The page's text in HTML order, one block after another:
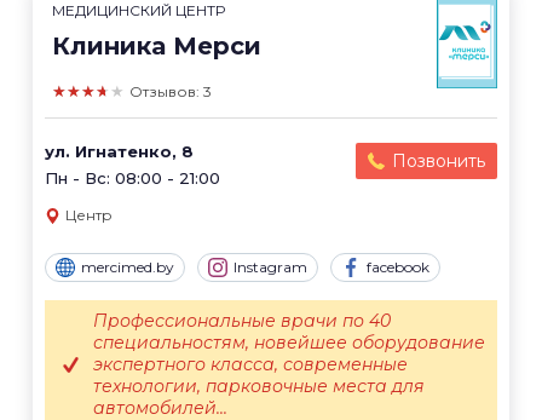
МЕДИЦИНСКИЙ ЦЕНТР
Клиника Мерси
★★★★★ Отзывов: 3
ул. Игнатенко, 8
Пн - Вс: 08:00 - 21:00
Позвонить
Центр
mercimed.by Instagram facebook
Профессиональные врачи по 40
специальностям, новейшее оборудование
экспертного класса, современные
технологии, парковочные места для
автомобилей...